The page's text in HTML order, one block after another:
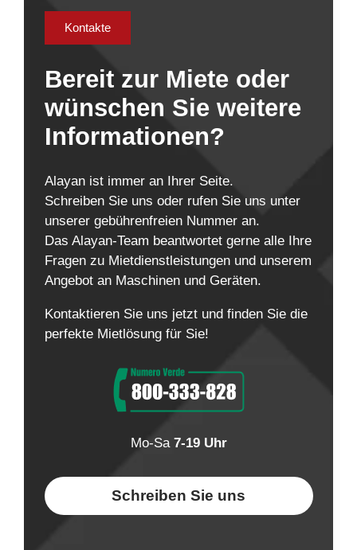
Kontakte
Bereit zur Miete oder
wünschen Sie weitere
Informationen?
Alayan ist immer an Ihrer Seite.
Schreiben Sie uns oder rufen Sie uns unter
unserer gebührenfreien Nummer an.
Das Alayan-Team beantwortet gerne alle Ihre
Fragen zu Mietdienstleistungen und unserem
Angebot an Maschinen und Geräten.
Kontaktieren Sie uns jetzt und finden Sie die
perfekte Mietlösung für Sie!
Mo-Sa 7-19 Uhr
Schreiben Sie uns